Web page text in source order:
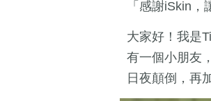
「感謝iSkin，
大家好！我是
有一個小朋友
日夜顛倒，再